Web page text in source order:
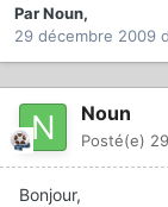
ParNoun,
29 décembre 2009
Noun
Posté(e)
Bonjour,